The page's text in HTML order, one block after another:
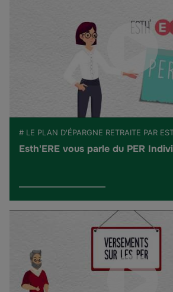
# LE PLAN D'ÉPARGNE RETRAITE PAR
Esth'ERE vous parle du PER